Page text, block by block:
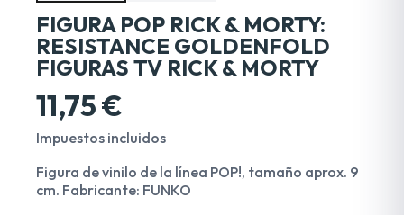
FIGURA POP RICK & MORTY:
RESISTANCE GOLDENFOLD
FIGURAS TV RICK & MORTY
11,75 €
Impuestos incluidos
Figura de vinilo de la línea POP!, tamaño aprox. 9
cm. Fabricante: FUNKO